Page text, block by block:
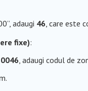
adaugi 46, care este
fixe):
0046, adaugi codul de